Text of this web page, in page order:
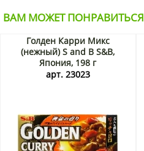
ВАМ МОЖЕТ ПОНРАВИТЬСЯ
Голден Карри Микс
(нежный) S and B S&B,
Япония, 198 г
арт. 23023